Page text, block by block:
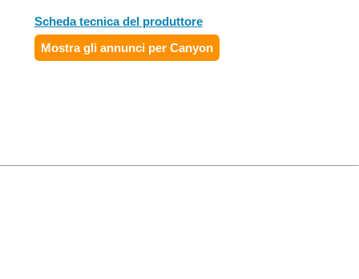
Scheda tecnica del produttore
Mostra gli annunci per Canyon